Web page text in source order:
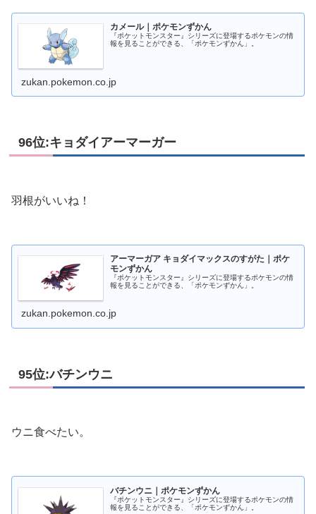
カメール｜ポケモンずかん
『ポケットモンスター』シリーズに登場するポケモンの情
報を見ることができる、「ポケモンずかん」。
zukan.pokemon.co.jp
96位:キョダイアーマーガー
羽根がいいね！
アーマーガア キョダイマックスのすがた｜ポケ
モンずかん
『ポケットモンスター』シリーズに登場するポケモンの情
報を見ることができる、「ポケモンずかん」。
zukan.pokemon.co.jp
95位:バチンウニ
ウニ食べたい。
バチンウニ｜ポケモンずかん
『ポケットモンスター』シリーズに登場するポケモンの情
報を見ることができる、「ポケモンずかん」。